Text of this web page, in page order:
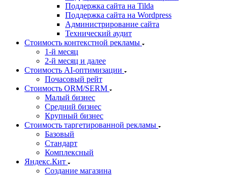
Поддержка сайта на Tilda
Поддержка сайта на Wordpress
Администрирование сайта
Технический аудит
Стоимость контекстной рекламы
1-й месяц
2-й месяц и далее
Стоимость AI-оптимизации
Почасовый рейт
Стоимость ORM/SERM
Малый бизнес
Средний бизнес
Крупный бизнес
Стоимость таргетированной рекламы
Базовый
Стандарт
Комплексный
Яндекс.Кит
Создание магазина